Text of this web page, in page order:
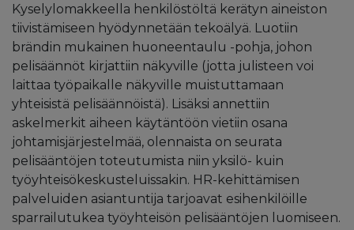
Kyselylomakkeella henkilöstöltä kerätyn aineiston
tiivistämiseen hyödynnetään tekoälyä. Luotiin
brändin mukainen huoneentaulu -pohja, johon
pelisäännöt kirjattiin näkyville (jotta julisteen voi
laittaa työpaikalle näkyville muistuttamaan
yhteisistä pelisäännöistä). Lisäksi annettiin
askelmerkit aiheen käytäntöön vietiin osana
johtamisjärjestelmää, olennaista on seurata
pelisääntöjen toteutumista niin yksilö- kuin
työyhteisökeskusteluissakin. HR-kehittämisen
palveluiden asiantuntija tarjoavat esihenkilöille
sparrailutukea työyhteisön pelisääntöjen luomiseen.